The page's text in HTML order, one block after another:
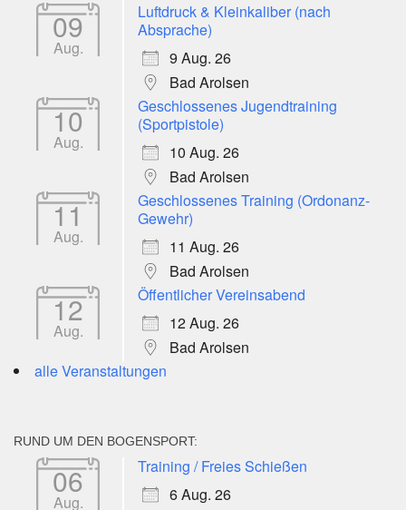
09
Aug.
Luftdruck & Kleinkaliber (nach
Absprache)
9 Aug. 26
Bad Arolsen
10
Aug.
Geschlossenes Jugendtraining
(Sportpistole)
10 Aug. 26
Bad Arolsen
11
Aug.
Geschlossenes Training (Ordonanz-
Gewehr)
11 Aug. 26
Bad Arolsen
12
Aug.
Öffentlicher Vereinsabend
12 Aug. 26
Bad Arolsen
alle Veranstaltungen
RUND UM DEN BOGENSPORT:
06
Aug.
Training / Freies Schießen
6 Aug. 26